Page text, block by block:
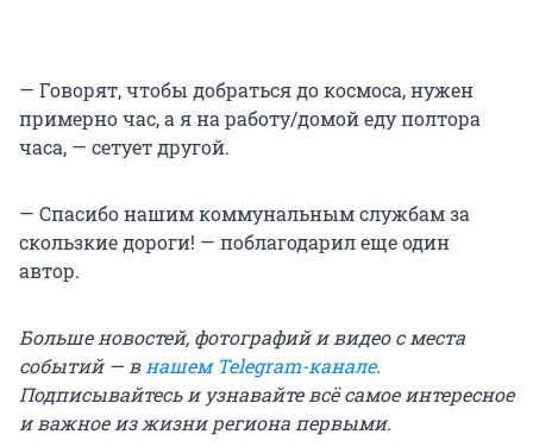
— Говорят, чтобы добраться до космоса, нужен
примерно час, а я на работу/домой еду полтора
часа, — сетует другой.
— Спасибо нашим коммунальным службам за
скользкие дороги! — поблагодарил еще один
автор.
Больше новостей, фотографий и видео с места
событий — в нашем Telegram-канале.
Подписывайтесь и узнавайте всё самое интересное
и важное из жизни региона первыми.